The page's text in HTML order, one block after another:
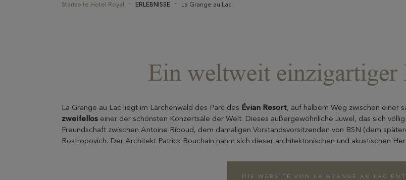
Startseite Hotel Royal ERLEBNISSE La Grange au Lac
Ein weltweit einzigartiger
La Grange au Lac liegt im Lärchenwald des Parc des Évian Resort, auf halbem Weg zwischen einer
zweifellos einer der schönsten Konzertsäle der Welt. Dieses außergewöhnliche Juwel, das sich
Freundschaft zwischen Antoine Riboud, dem damaligen Vorstandsvorsitzenden von BSN (dem
Rostropovich. Der Architekt Patrick Bouchain nahm sich dieser architektonischen und akustischen
DIE WEBSITE VON LA GRANGE AU LAC